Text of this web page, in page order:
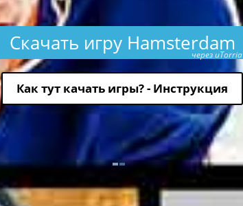
Скачать игру Hamsterdam
через uTorria
Как тут качать игры? - Инструкция